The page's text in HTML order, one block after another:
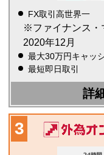
FX取引高世界一
※ファイナンス・
2020年12月
最大30万円キャッ
最短即日取引
詳